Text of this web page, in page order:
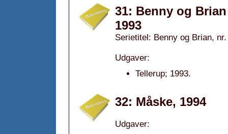
31: Benny og
1993
Serietitel: Benny og Brian,
Udgaver:
Tellerup; 1993.
32: Måske, 1994
Udgaver: